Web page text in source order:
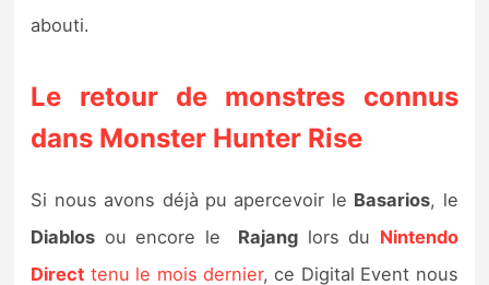
abouti.
Le retour de monstres connus
dans Monster Hunter Rise
Si nous avons déjà pu apercevoir le Basarios, le
Diablos ou encore le Rajang lors du Nintendo
Direct tenu le mois dernier, ce Digital Event nous